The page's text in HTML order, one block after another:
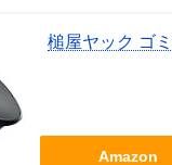
槌屋ヤック ゴ
Amazon